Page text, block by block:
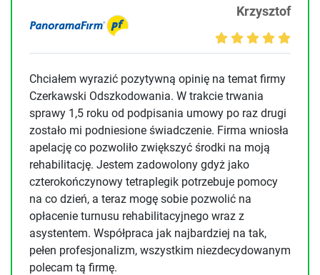
Krzysztof
Chciałem wyrazić pozytywną opinię na temat firmy
Czerkawski Odszkodowania. W trakcie trwania
sprawy 1,5 roku od podpisania umowy po raz drugi
zostało mi podniesione świadczenie. Firma wniosła
apelację co pozwoliło zwiększyć środki na moją
rehabilitację. Jestem zadowolony gdyż jako
czterokończynowy tetraplegik potrzebuje pomocy
na co dzień, a teraz mogę sobie pozwolić na
opłacenie turnusu rehabilitacyjnego wraz z
asystentem. Współpraca jak najbardziej na tak,
pełen profesjonalizm, wszystkim niezdecydowanym
polecam tą firmę.